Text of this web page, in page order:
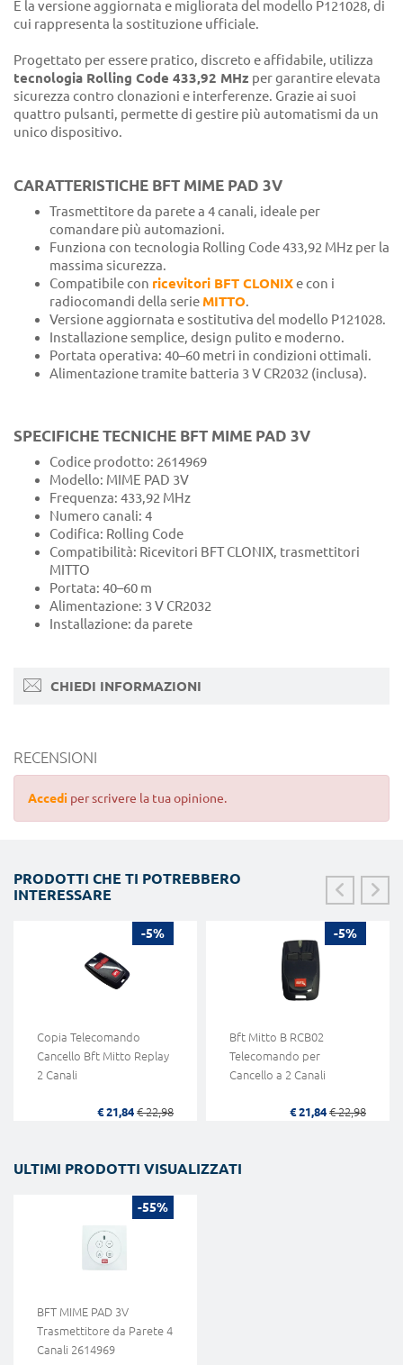
È la versione aggiornata e migliorata del modello P121028, di
cui rappresenta la sostituzione ufficiale.
Progettato per essere pratico, discreto e affidabile, utilizza
tecnologia Rolling Code 433,92 MHz per garantire elevata
sicurezza contro clonazioni e interferenze. Grazie ai suoi
quattro pulsanti, permette di gestire più automatismi da un
unico dispositivo.
CARATTERISTICHE BFT MIME PAD 3V
Trasmettitore da parete a 4 canali, ideale per
comandare più automazioni.
Funziona con tecnologia Rolling Code 433,92 MHz per la
massima sicurezza.
Compatibile con ricevitori BFT CLONIXe con i
radiocomandi della serie MITTO.
Versione aggiornata e sostitutiva del modello P121028.
Installazione semplice, design pulito e moderno.
Portata operativa: 40–60 metri in condizioni ottimali.
Alimentazione tramite batteria 3 V CR2032 (inclusa).
SPECIFICHE TECNICHE BFT MIME PAD 3V
Codice prodotto: 2614969
Modello: MIME PAD 3V
Frequenza: 433,92 MHz
Numero canali: 4
Codifica: Rolling Code
Compatibilità: Ricevitori BFT CLONIX, trasmettitori
MITTO
Portata: 40–60 m
Alimentazione: 3 V CR2032
Installazione: da parete
CHIEDI INFORMAZIONI
RECENSIONI
Accedi per scrivere la tua opinione.
PRODOTTI CHE TI POTREBBERO
INTERESSARE
-5%
Copia Telecomando
Cancello Bft Mitto Replay
2 Canali
€ 21,84 € 22,98
-5%
Bft Mitto B RCB02
Telecomando per
Cancello a 2 Canali
€ 21,84 € 22,98
ULTIMI PRODOTTI VISUALIZZATI
-55%
BFT MIME PAD 3V
Trasmettitore da Parete 4
Canali 2614969